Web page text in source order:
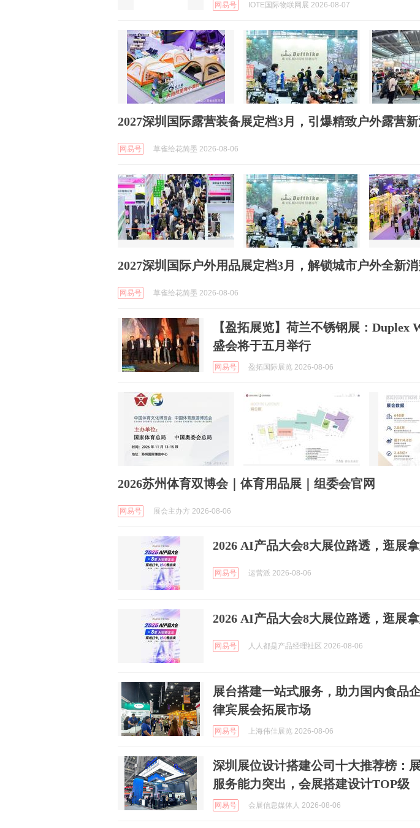
网易号 IOTE国际物联网展 2026-08-07
2027深圳国际露营装备展定档3月，引爆精致户外露营
网易号 草雀绘花简墨 2026-08-06
2027深圳国际户外用品展定档3月，解锁城市户外全新
网易号 草雀绘花简墨 2026-08-06
【盈拓展览】荷兰不锈钢展：Duplex
盛会将于五月举行
网易号 盈拓国际展览 2026-08-06
2026苏州体育双博会｜体育用品展｜组委会官网
网易号 展会主办方 2026-08-06
2026 AI产品大会8大展位路透，逛展
网易号 运营派 2026-08-06
2026 AI产品大会8大展位路透，逛展
网易号 人人都是产品经理社区 2026-08-06
展台搭建一站式服务，助力国内食品
律宾展会拓展市场
网易号 上海伟佳展览 2026-08-06
深圳展位设计搭建公司十大推荐榜：
服务能力突出，会展搭建设计TOP级
网易号 会展信息媒体人 2026-08-06